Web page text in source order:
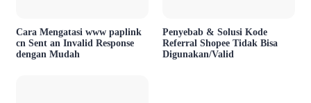
Cara Mengatasi www paplink
cn Sent an Invalid Response
dengan Mudah
Penyebab & Solusi Kode
Referral Shopee Tidak Bisa
Digunakan/Valid